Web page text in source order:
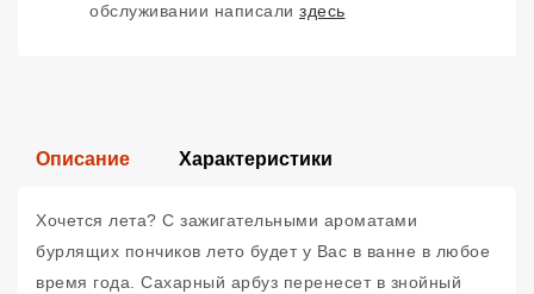
обслуживании написали здесь
Описание Характеристики
Хочется лета? С зажигательными ароматами
бурлящих пончиков лето будет у Вас в ванне в любое
время года. Сахарный арбуз перенесет в знойный